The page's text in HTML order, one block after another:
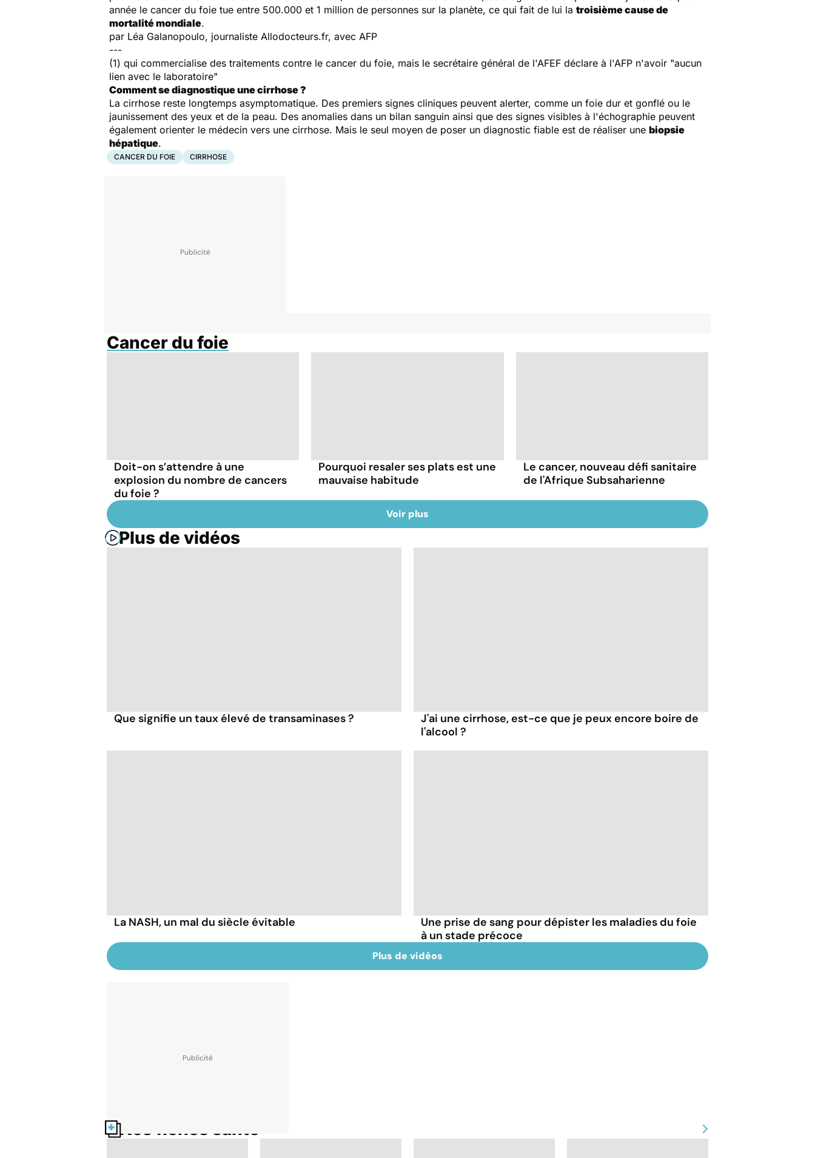
année le cancer du foie tue entre 500.000 et 1 million de personnes sur la planète, ce qui fait de lui la troisième cause de
mortalité mondiale.
par Léa Galanopoulo, journaliste Allodocteurs.fr, avec AFP
---
(1) qui commercialise des traitements contre le cancer du foie, mais le secrétaire général de l'AFEF déclare à l'AFP n'avoir "aucun
lien avec le laboratoire"
Comment se diagnostique une cirrhose ?
La cirrhose reste longtemps asymptomatique. Des premiers signes cliniques peuvent alerter, comme un foie dur et gonflé ou le
jaunissement des yeux et de la peau. Des anomalies dans un bilan sanguin ainsi que des signes visibles à l'échographie peuvent
également orienter le médecin vers une cirrhose. Mais le seul moyen de poser un diagnostic fiable est de réaliser une biopsie
hépatique.
CANCER DU FOIE CIRRHOSE
Cancer du foie
Doit-on s’attendre à une
explosion du nombre de cancers
du foie ?
Pourquoi resaler ses plats est une
mauvaise habitude
Le cancer, nouveau défi sanitaire
de l'Afrique Subsaharienne
Voir plus
Plus de vidéos
Que signifie un taux élevé de transaminases ?
J'ai une cirrhose, est-ce que je peux encore boire de
l'alcool ?
La NASH, un mal du siècle évitable
Une prise de sang pour dépister les maladies du foie
à un stade précoce
Plus de vidéos
Nos fiches santé